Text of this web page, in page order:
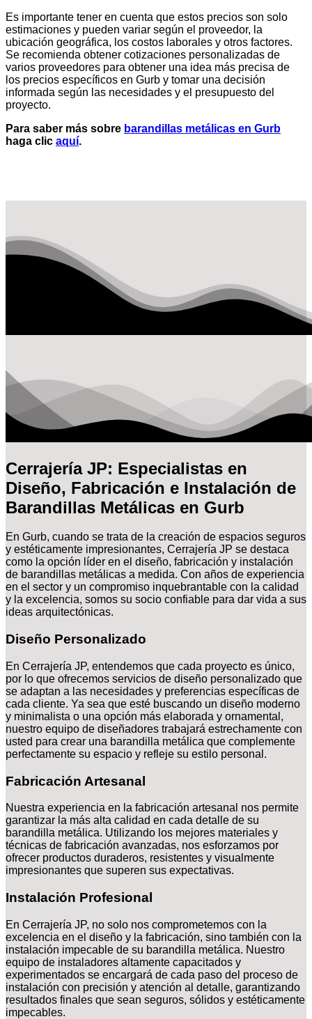
Es importante tener en cuenta que estos precios son solo
estimaciones y pueden variar según el proveedor, la
ubicación geográfica, los costos laborales y otros factores.
Se recomienda obtener cotizaciones personalizadas de
varios proveedores para obtener una idea más precisa de
los precios específicos en Gurb y tomar una decisión
informada según las necesidades y el presupuesto del
proyecto.
Para saber más sobre barandillas metálicas en Gurb
haga clic aquí.
Cerrajería JP: Especialistas en
Diseño, Fabricación e Instalación de
Barandillas Metálicas en Gurb
En Gurb, cuando se trata de la creación de espacios seguros
y estéticamente impresionantes, Cerrajería JP se destaca
como la opción líder en el diseño, fabricación y instalación
de barandillas metálicas a medida. Con años de experiencia
en el sector y un compromiso inquebrantable con la calidad
y la excelencia, somos su socio confiable para dar vida a sus
ideas arquitectónicas.
Diseño Personalizado
En Cerrajería JP, entendemos que cada proyecto es único,
por lo que ofrecemos servicios de diseño personalizado que
se adaptan a las necesidades y preferencias específicas de
cada cliente. Ya sea que esté buscando un diseño moderno
y minimalista o una opción más elaborada y ornamental,
nuestro equipo de diseñadores trabajará estrechamente con
usted para crear una barandilla metálica que complemente
perfectamente su espacio y refleje su estilo personal.
Fabricación Artesanal
Nuestra experiencia en la fabricación artesanal nos permite
garantizar la más alta calidad en cada detalle de su
barandilla metálica. Utilizando los mejores materiales y
técnicas de fabricación avanzadas, nos esforzamos por
ofrecer productos duraderos, resistentes y visualmente
impresionantes que superen sus expectativas.
Instalación Profesional
En Cerrajería JP, no solo nos comprometemos con la
excelencia en el diseño y la fabricación, sino también con la
instalación impecable de su barandilla metálica. Nuestro
equipo de instaladores altamente capacitados y
experimentados se encargará de cada paso del proceso de
instalación con precisión y atención al detalle, garantizando
resultados finales que sean seguros, sólidos y estéticamente
impecables.